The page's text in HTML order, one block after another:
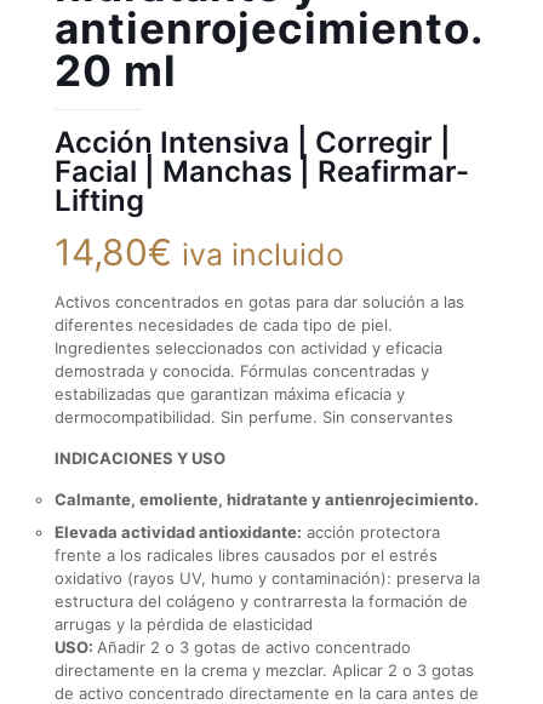
antienrojecimiento.
20 ml
Acción Intensiva Corregir
Facial
Manchas | Reafirmar-
Lifting
14,80€ iva incluido
Activos concentrados en gotas para dar solución a las
diferentes necesidades de cada tipo de piel.
Ingredientes seleccionados con actividad y eficacia
demostrada y conocida. Fórmulas concentradas y
estabilizadas que garantizan máxima eficacia y
dermocompatibilidad. Sin perfume. Sin conservantes
INDICACIONES Y USO
Calmante, emoliente, hidratante y antienrojecimiento.
Elevada actividad antioxidante: acción protectora
frente a los radicales libres causados por el estrés
oxidativo (rayos UV, humo y contaminación): preserva la
estructura del colágeno y contrarresta la formación de
arrugas y la pérdida de elasticidad
USO: Añadir 2 o 3 gotas de activo concentrado
directamente en la crema y mezclar. Aplicar 2 o 3 gotas
de activo concentrado directamente en la cara antes de